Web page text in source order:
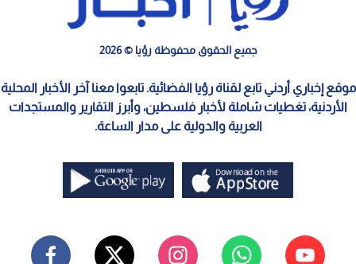
جميع الحقوق محفوظة رؤيا © 2026
موقع إخباري أردني تابع لقناة رؤيا الفضائية. تابعوا معنا آخر الأخبار المحلية
الأردنية، تغطيات شاملة لأخبار فلسطين، وأبرز التقارير والمستجدات
العربية والدولية على مدار الساعة.